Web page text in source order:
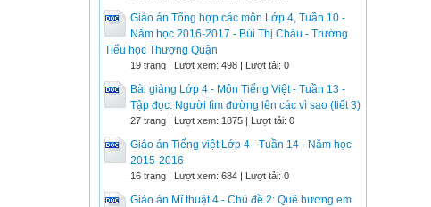
Giáo án Tổng hợp các môn Lớp 4, Tuần 10 -
Năm học 2016-2017 - Bùi Thị Châu - Trường
Tiểu học Thượng Quận
19 trang | Lượt xem: 498 | Lượt tải: 0
Bài giảng Lớp 4 - Môn Tiếng Việt - Tuần 13 -
Tập đọc: Người tìm đường lên các vì sao (tiết 3)
27 trang | Lượt xem: 1875 | Lượt tải: 0
Giáo án Tiếng việt Lớp 4 - Tuần 14 - Năm học
2015-2016
16 trang | Lượt xem: 684 | Lượt tải: 0
Giáo án Mĩ thuật 4 - Chủ đề 2: Quê hương em